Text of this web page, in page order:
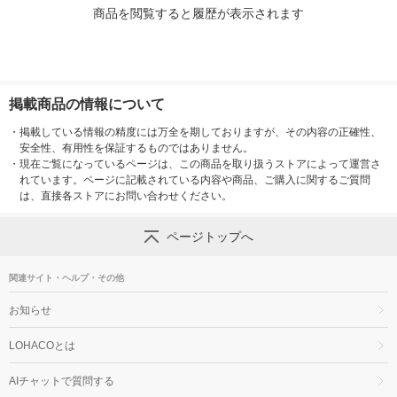
商品を閲覧すると履歴が表示されます
掲載商品の情報について
・ 掲載している情報の精度には万全を期しておりますが、その内容の正確性、
安全性、有用性を保証するものではありません。
・ 現在ご覧になっているページは、この商品を取り扱うストアによって運営さ
れています。ページに記載されている内容や商品、ご購入に関するご質問
は、直接各ストアにお問い合わせください。
ページトップへ
関連サイト・ヘルプ・その他
お知らせ
LOHACOとは
AIチャットで質問する